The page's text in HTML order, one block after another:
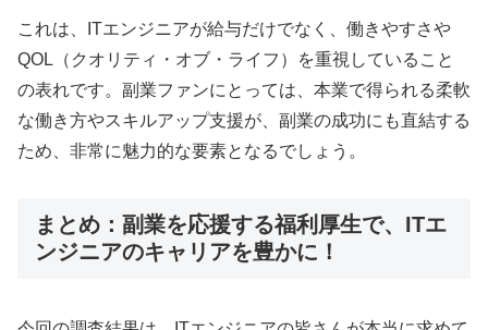
これは、ITエンジニアが給与だけでなく、働きやすさや
QOL（クオリティ・オブ・ライフ）を重視していること
の表れです。副業ファンにとっては、本業で得られる柔軟
な働き方やスキルアップ支援が、副業の成功にも直結する
ため、非常に魅力的な要素となるでしょう。
まとめ：副業を応援する福利厚生で、ITエ
ンジニアのキャリアを豊かに！